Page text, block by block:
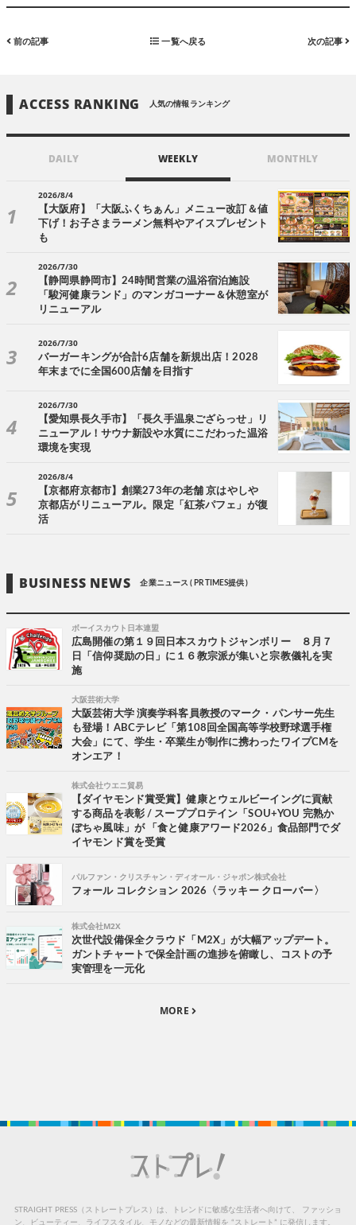
前の記事 一覧へ戻る 次の記事
ACCESS RANKING 人気の情報ランキング
DAILY WEEKLY MONTHLY
2026/8/4
【大阪府】「大阪ふくちぁん」メニュー改訂＆値
下げ！お子さまラーメン無料やアイスプレゼント
も
2026/7/30
【静岡県静岡市】24時間営業の温浴宿泊施設
「駿河健康ランド」のマンガコーナー＆休憩室が
リニューアル
2026/7/30
バーガーキングが合計6店舗を新規出店！2028
年末までに全国600店舗を目指す
2026/7/30
【愛知県長久手市】「長久手温泉ござらっせ」リ
ニューアル！サウナ新設や水質にこだわった温浴
環境を実現
2026/8/4
【京都府京都市】創業273年の老舗 京はやしや
京都店がリニューアル。限定「紅茶パフェ」が復
活
BUSINESS NEWS 企業ニュース ( PR TIMES提供 )
ボーイスカウト日本連盟
広島開催の第１９回日本スカウトジャンボリー ８月７
日「信仰奨励の日」に１６教宗派が集いと宗教儀礼を実
施
大阪芸術大学
大阪芸術大学 演奏学科客員教授のマーク・パンサー先生
も登場！ABCテレビ「第108回全国高等学校野球選手権
大会」にて、学生・卒業生が制作に携わったワイプCMを
オンエア！
株式会社ウエニ貿易
【ダイヤモンド賞受賞】健康とウェルビーイングに貢献
する商品を表彰 / スーププロテイン「SOU+YOU 完熟か
ぼちゃ風味」が 「食と健康アワード2026」食品部門でダ
イヤモンド賞を受賞
パルファン・クリスチャン・ディオール・ジャポン株式会社
フォール コレクション 2026〈ラッキー クローバー〉
株式会社M2X
次世代設備保全クラウド「M2X」が大幅アップデート。
ガントチャートで保全計画の進捗を俯瞰し、コストの予
実管理を一元化
MORE
STRAIGHT PRESS（ストレートプレス）は、トレンドに敏感な生活者へ向けて、
ファッショ
ン、ビューティー、ライフスタイル、モノなどの最新情報を “ストレート” に発信します。